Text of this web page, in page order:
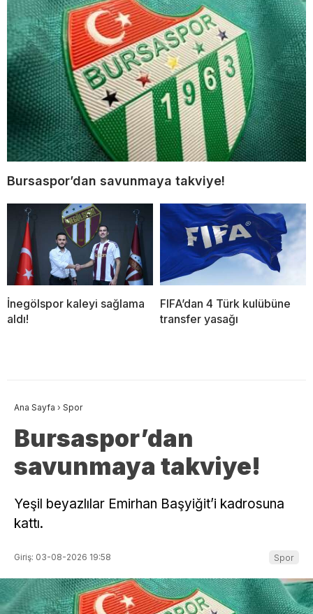
Bursaspor’dan savunmaya takviye!
İnegölspor kaleyi sağlama
aldı!
FIFA’dan 4 Türk kulübüne
transfer yasağı
Ana Sayfa › Spor
Bursaspor’dan
savunmaya takviye!
Yeşil beyazlılar Emirhan Başyiğit’i kadrosuna
kattı.
Giriş: 03-08-2026 19:58 Spor